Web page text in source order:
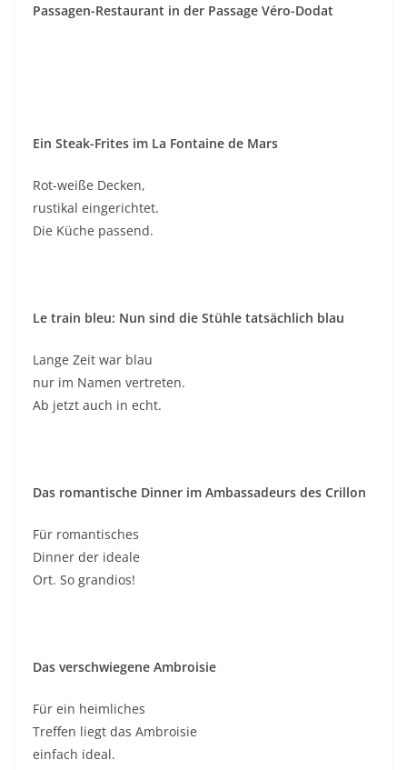
Passagen-Restaurant in der Passage Véro-Dodat
Ein Steak-Frites im La Fontaine de Mars
Rot-weiße Decken,
rustikal eingerichtet.
Die Küche passend.
Le train bleu: Nun sind die Stühle tatsächlich blau
Lange Zeit war blau
nur im Namen vertreten.
Ab jetzt auch in echt.
Das romantische Dinner im Ambassadeurs des Crillon
Für romantisches
Dinner der ideale
Ort. So grandios!
Das verschwiegene Ambroisie
Für ein heimliches
Treffen liegt das Ambroisie
einfach ideal.